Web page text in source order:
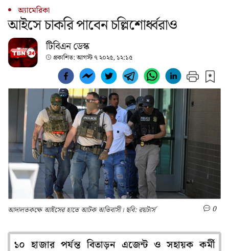
অ্যামেরিকা
আইসে চাকরি পাবেন চল্লিশোর্ধ্বরাও
টিবিএন ডেস্ক
প্রকাশিত:আগস্ট ৭ ২০২৫, ১২:১৫
আদালতকক্ষে আইসের হাতে আটক অভিবাসী। ছবি: রয়টার্স 0
১০ হাজার পর্যন্ত বিতাড়ন এজেন্ট ও সহায়ক কর্মী